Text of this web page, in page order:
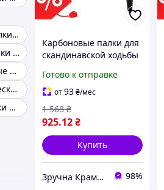
Скандинавские палки из карбона
Туристические палки для ходьбы
Палки треккинговые black diamond
Палки телескопические для походов
Треккинговые палки 125 см
Карбоновые палки для
скандинавской ходьбы
Adventuridge для
походов и прогулок
Готово к отправке
от93₴/мес
925.12₴
1 568 ₴
Купить
Зручна Крамниця 98%